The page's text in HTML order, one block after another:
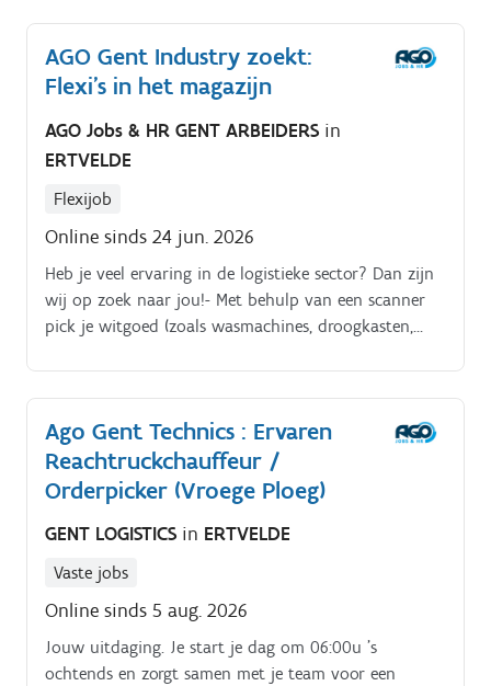
AGO Gent Industry zoekt:
Flexi's in het magazijn
AGO Jobs & HR GENT ARBEIDERS in
ERTVELDE
Flexijob
Online sinds 24 jun. 2026
Heb je veel ervaring in de logistieke sector? Dan zijn
wij op zoek naar jou!- Met behulp van een scanner
pick je witgoed (zoals wasmachines, droogkasten,
vrachtwagens- Labelen, gegevens invoeren in de pc,
inscannen en etiketten afdrukken
Ago Gent Technics : Ervaren
Reachtruckchauffeur /
Orderpicker (Vroege Ploeg)
GENT LOGISTICS in ERTVELDE
Vaste jobs
Online sinds 5 aug. 2026
Jouw uitdaging. Je start je dag om 06:00u 's
ochtends en zorgt samen met je team voor een